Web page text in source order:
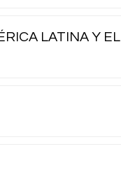
LATINA Y EL